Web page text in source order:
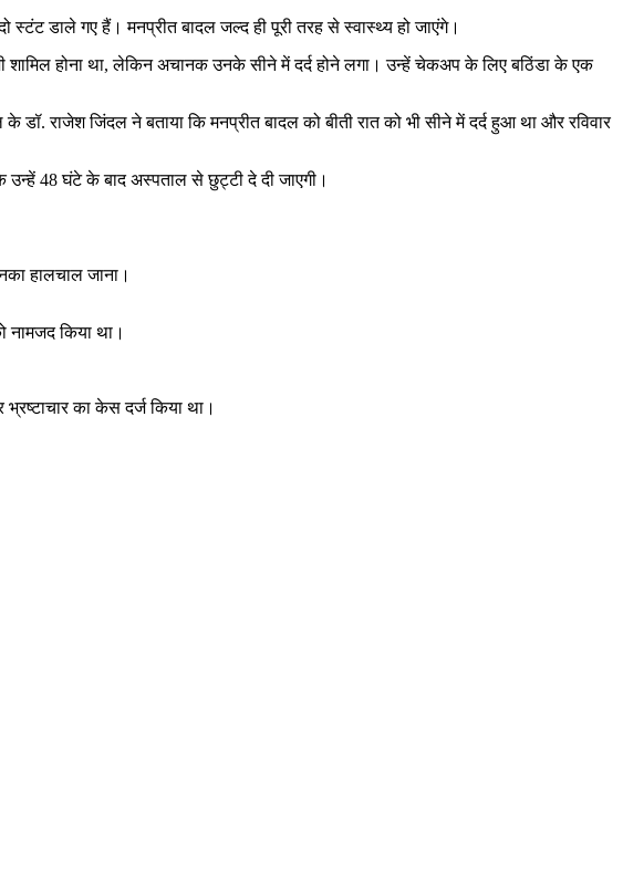
डाले गए हैं। मनप्रीत बादल जल्द ही पूरी तरह से स्वास्थ्य हो जाएंगे।
शामिल होना था, लेकिन अचानक उनके सीने में दर्द होने लगा। उन्हें चेकअप के लिए बठिंडा के एक
राजेश जिंदल ने बताया कि मनप्रीत बादल को बीती रात को भी सीने में दर्द हुआ था और रविवार
48 घंटे के बाद अस्पताल से छुट्टी दे दी जाएगी।
हालचाल जाना।
किया था।
का केस दर्ज किया था।